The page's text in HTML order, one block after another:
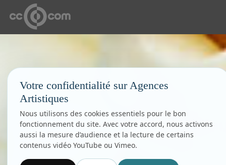
Votre confidentialité sur Agences
Artistiques
Nous utilisons des cookies essentiels pour le bon
fonctionnement du site. Avec votre accord, nous activons
aussi la mesure d’audience et la lecture de certains
contenus vidéo YouTube ou Vimeo.